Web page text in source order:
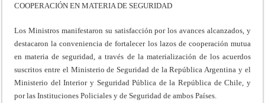
COOPERACIÓN EN MATERIA DE SEGURIDAD
Los Ministros manifestaron su satisfacción por los avances alcanzados, y
destacaron la conveniencia de fortalecer los lazos de cooperación mutua
en materia de seguridad, a través de la materialización de los acuerdos
suscritos entre el Ministerio de Seguridad de la República Argentina y el
Ministerio del Interior y Seguridad Pública de la República de Chile, y
por las Instituciones Policiales y de Seguridad de ambos Países.